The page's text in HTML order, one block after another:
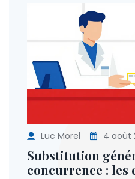
Luc Morel 4 août
Substitution
concurrence : les